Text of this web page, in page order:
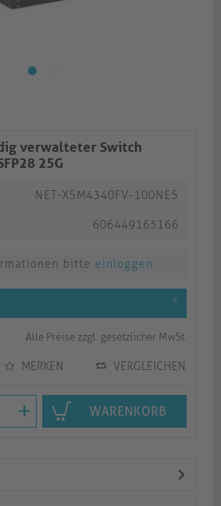
verwalteter Switch
25G
NET-XSM4340FV-100NES
606449165166
bitte einloggen.
*
Alle Preise zzgl. gesetzlicher MwSt.
MERKEN VERGLEICHEN
+ WARENKORB